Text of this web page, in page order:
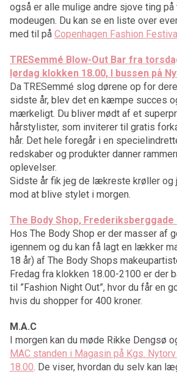
også er alle mulige andre sjove ting
modeugen. Du kan se en liste over
med til på Copenhagen Fashion
TRESemmé Blow-Out Bar fra
lørdag klokken 18.00, I bussen på
Da TRESemmé slog dørene op for
sidste år, blev det en kæmpe succes
mærkeligt. Du bliver mødt af et
hårstylister, som inviterer til gratis
hår. Det hele foregår i en
redskaber og produkter danner
oplevelser.
Sidste år fik jeg de lækreste krøller og
mod at blive stylet i morgen.
The Body Shop, Frederiksberggade
Hos The Body Shop er der masser af
igennem og du kan få lagt en lækker
18 år) af The Body Shops
Fredag fra klokken 18.00-2100 er der
til ”Fashion Night Out”, hvor du får en
hvis du shopper for 400 kroner.
M.A.C
I morgen kan du møde Rikke Dengsø
MAC standen i Magasin på Kgs.
18.00. De viser, hvordan du selv kan